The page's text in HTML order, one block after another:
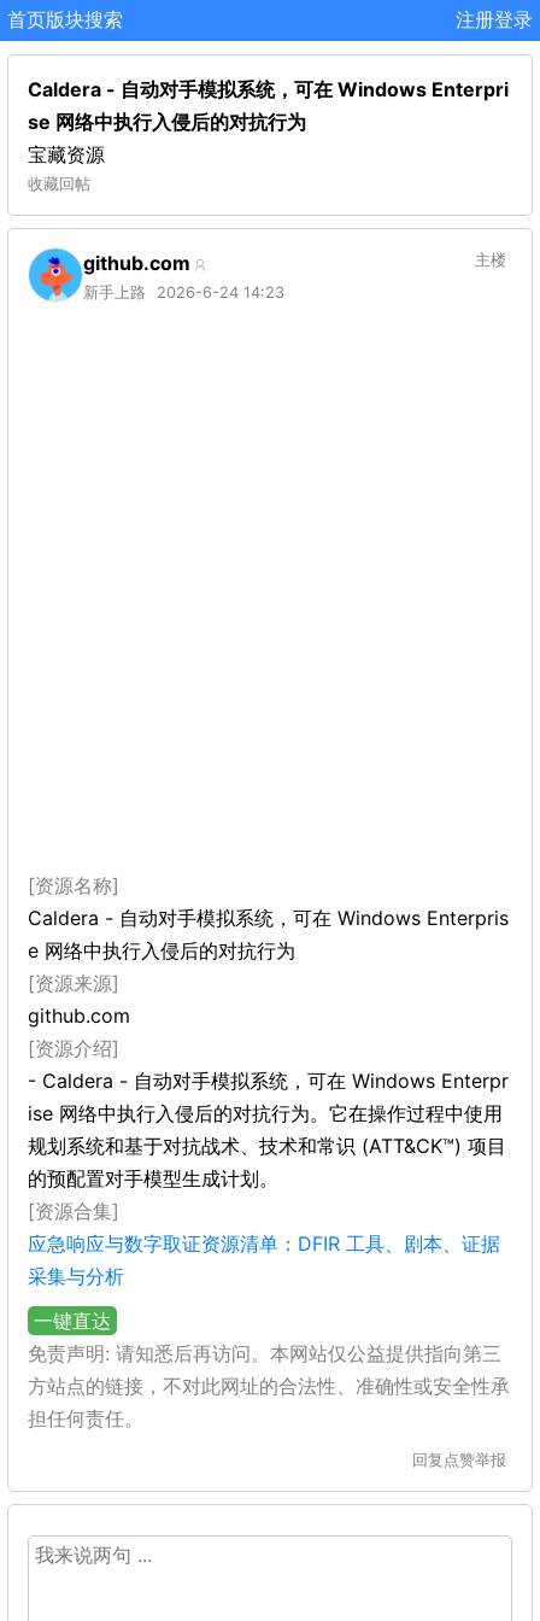
首页版块搜索 注册登录
Caldera - 自动对手模拟系统，可在 Windows Enterpri
se 网络中执行入侵后的对抗行为
宝藏资源
收藏回帖
github.com
新手上路 2026-6-24 14:23
主楼
[资源名称]
Caldera - 自动对手模拟系统，可在 Windows Enterpris
e 网络中执行入侵后的对抗行为
[资源来源]
github.com
[资源介绍]
- Caldera - 自动对手模拟系统，可在 Windows Enterpr
ise 网络中执行入侵后的对抗行为。它在操作过程中使用
规划系统和基于对抗战术、技术和常识 (ATT&CK™) 项目
的预配置对手模型生成计划。
[资源合集]
应急响应与数字取证资源清单：DFIR 工具、剧本、证据
采集与分析
一键直达
免责声明: 请知悉后再访问。本网站仅公益提供指向第三
方站点的链接，不对此网址的合法性、准确性或安全性承
担任何责任。
回复 点赞举报